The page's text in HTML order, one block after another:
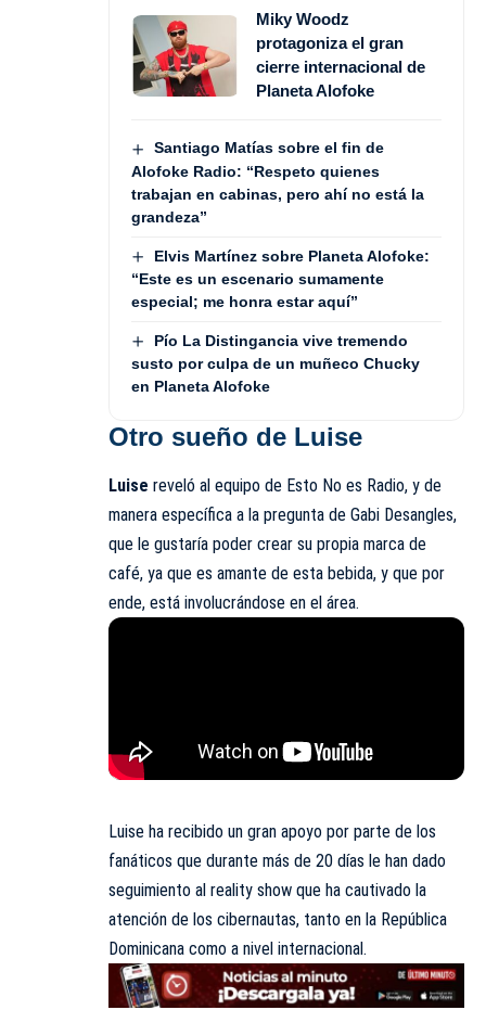
Miky Woodz
protagoniza el gran
cierre internacional de
Planeta Alofoke
Santiago Matías sobre el fin de
Alofoke Radio: “Respeto quienes
trabajan en cabinas, pero ahí no está la
grandeza”
Elvis Martínez sobre Planeta Alofoke:
“Este es un escenario sumamente
especial; me honra estar aquí”
Pío La Distingancia vive tremendo
susto por culpa de un muñeco Chucky
en Planeta Alofoke
Otro sueño de Luise
Luise reveló al equipo de Esto No es Radio, y de
manera específica a la pregunta de Gabi Desangles,
que le gustaría poder crear su propia marca de
café, ya que es amante de esta bebida, y que por
ende, está involucrándose en el área.
Luise ha recibido un gran apoyo por parte de los
fanáticos que durante más de 20 días le han dado
seguimiento al reality show que ha cautivado la
atención de los cibernautas, tanto en la República
Dominicana como a nivel internacional.